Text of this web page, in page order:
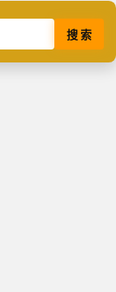
搜 索